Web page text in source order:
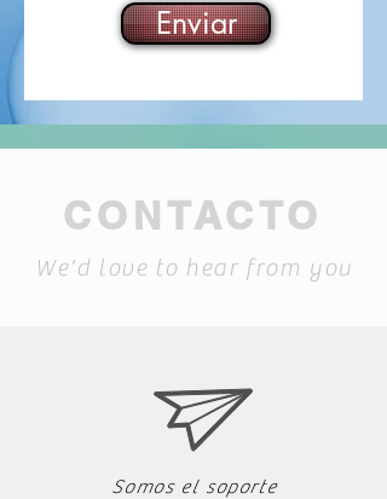
Enviar
CONTACTO
We'd love to hear from you
Somos el soporte